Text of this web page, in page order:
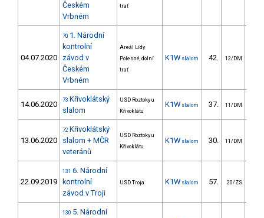
Českém
Vrbném
trať
04.07.2020
70 1. Národní
kontrolní
závod v
Českém
Vrbném
Areál Lídy
Polesné, dolní
trať
K1W slalom 42. 12/DM
14.06.2020 73 Křivoklátský
slalom
USD Roztoky u
Křivoklátu
K1W slalom 37. 11/DM
13.06.2020
72 Křivoklátský
slalom + MČR
veteránů
USD Roztoky u
Křivoklátu
K1W slalom 30. 11/DM
22.09.2019
131 6. Národní
kontrolní
závod v Troji
USD Troja K1W slalom 57. 20/ZS
130 5. Národní